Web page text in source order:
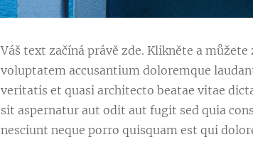
Váš text začíná právě zde. Klikněte a
voluptatem accusantium doloremque
veritatis et quasi architecto beatae vitae
sit aspernatur aut odit aut fugit sed quia
nesciunt neque porro quisquam est qui